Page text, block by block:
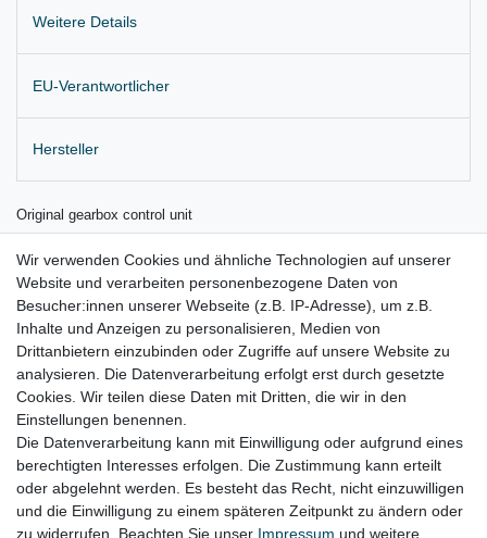
Weitere Details
EU-Verantwortlicher
Hersteller
Original gearbox control unit
for 6 speed automatic gearbox
for 3.6 V6 engine, BLV
fits for:
Lieferzeit etwa 1 bis 3 Werktage
Wir verwenden Cookies und ähnliche Technologien auf unserer
Website und verarbeiten personenbezogene Daten von
Besucher:innen unserer Webseite (z.B. IP-Adresse), um z.B.
Inhalte und Anzeigen zu personalisieren, Medien von
Drittanbietern einzubinden oder Zugriffe auf unsere Website zu
analysieren. Die Datenverarbeitung erfolgt erst durch gesetzte
Cookies. Wir teilen diese Daten mit Dritten, die wir in den
Einstellungen benennen.
Die Datenverarbeitung kann mit Einwilligung oder aufgrund eines
berechtigten Interesses erfolgen. Die Zustimmung kann erteilt
oder abgelehnt werden. Es besteht das Recht, nicht einzuwilligen
und die Einwilligung zu einem späteren Zeitpunkt zu ändern oder
zu widerrufen. Beachten Sie unser Impressum und weitere